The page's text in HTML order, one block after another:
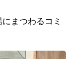
まつわるコミ